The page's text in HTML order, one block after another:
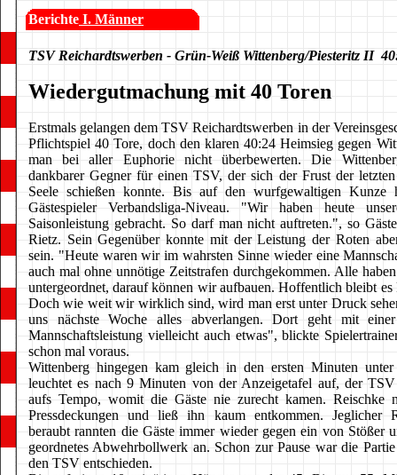
Berichte I. Männer
TSV Reichardtswerben - Grün-Weiß Wittenberg/Piesteritz II
Wiedergutmachung mit 40 Toren
Erstmals gelangen dem TSV Reichardtswerben in der
Pflichtspiel 40 Tore, doch den klaren 40:24 Heimsieg gegen
man bei aller Euphorie nicht überbewerten. Die
dankbarer Gegner für einen TSV, der sich der Frust der
Seele schießen konnte. Bis auf den wurfgewaltigen Kunze
Gästespieler Verbandsliga-Niveau. "Wir haben heute
Saisonleistung gebracht. So darf man nicht auftreten.", so
Rietz. Sein Gegenüber konnte mit der Leistung der Roten
sein. "Heute waren wir im wahrsten Sinne wieder eine
auch mal ohne unnötige Zeitstrafen durchgekommen. Alle
untergeordnet, darauf können wir aufbauen. Hoffentlich bleibt es
Doch wie weit wir wirklich sind, wird man erst unter Druck
uns nächste Woche alles abverlangen. Dort geht mit einer
Mannschaftsleistung vielleicht auch etwas", blickte
schon mal voraus.
Wittenberg hingegen kam gleich in den ersten Minuten
leuchtet es nach 9 Minuten von der Anzeigetafel auf, der
aufs Tempo, womit die Gäste nie zurecht kamen. Reischke
Pressdeckungen und ließ ihn kaum entkommen. Jeglicher
beraubt rannten die Gäste immer wieder gegen ein von Stößer
geordnetes Abwehrbollwerk an. Schon zur Pause war die
den TSV entschieden.